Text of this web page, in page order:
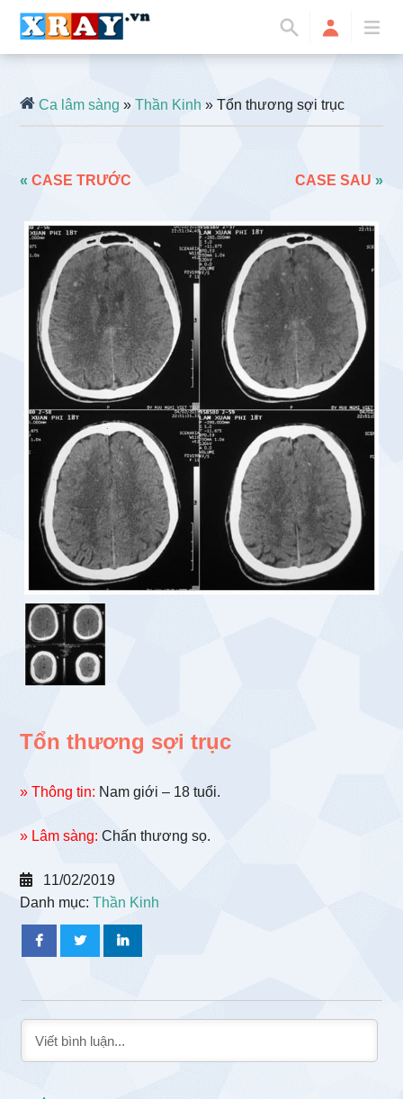
Ca lâm sàng »Thần Kinh » Tổn thương sợi trục
«CASE TRƯỚC CASE SAU »
Tổn thương sợi trục
» Thông tin: Nam giới – 18 tuổi.
» Lâm sàng: Chấn thương sọ.
11/02/2019
Danh mục:Thần Kinh